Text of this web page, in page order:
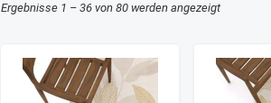
Ergebnisse 1 – 36 von 80 werden angezeigt